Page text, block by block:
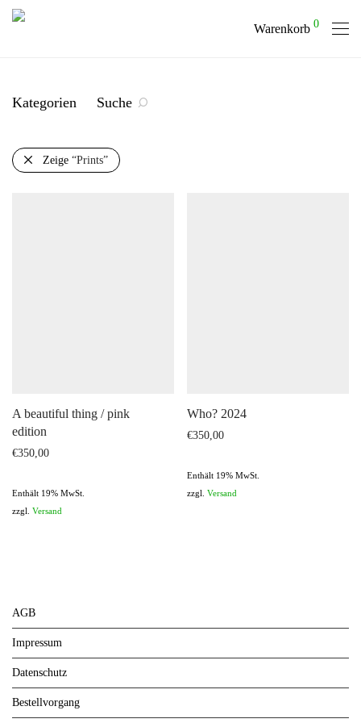
Warenkorb 0
Kategorien Suche
Zeige “Prints”
A beautiful thing / pink
edition
€350,00
Enthält 19% MwSt.
zzgl. Versand
Who? 2024
€350,00
Enthält 19% MwSt.
zzgl. Versand
AGB
Impressum
Datenschutz
Bestellvorgang